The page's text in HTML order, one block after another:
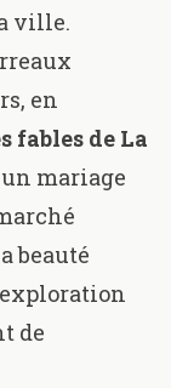
ville.
en
fables de La
mariage
beauté
de